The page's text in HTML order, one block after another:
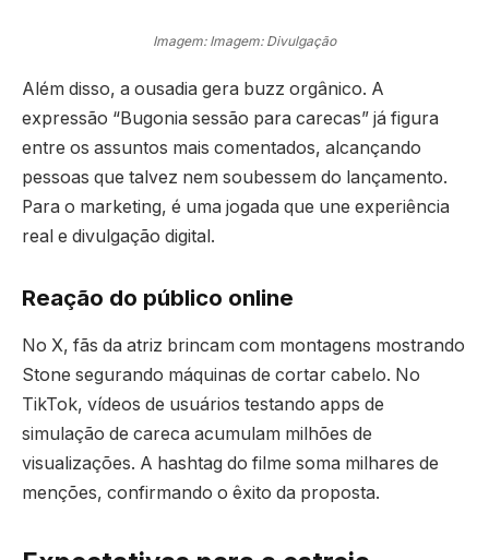
Imagem: Imagem: Divulgação
Além disso, a ousadia gera buzz orgânico. A
expressão “Bugonia sessão para carecas” já figura
entre os assuntos mais comentados, alcançando
pessoas que talvez nem soubessem do lançamento.
Para o marketing, é uma jogada que une experiência
real e divulgação digital.
Reação do público online
No X, fãs da atriz brincam com montagens mostrando
Stone segurando máquinas de cortar cabelo. No
TikTok, vídeos de usuários testando apps de
simulação de careca acumulam milhões de
visualizações. A hashtag do filme soma milhares de
menções, confirmando o êxito da proposta.